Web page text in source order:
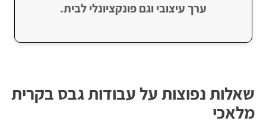
ערך עיצובי וגם פונקציונלי לבית.
שאלות נפוצות על עבודות גבס בקרית
מלאכי